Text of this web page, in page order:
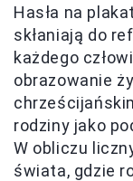
Hasła na
skłaniają do
każdego
obrazowanie
rodziny jako
W obliczu
świata, gdzie